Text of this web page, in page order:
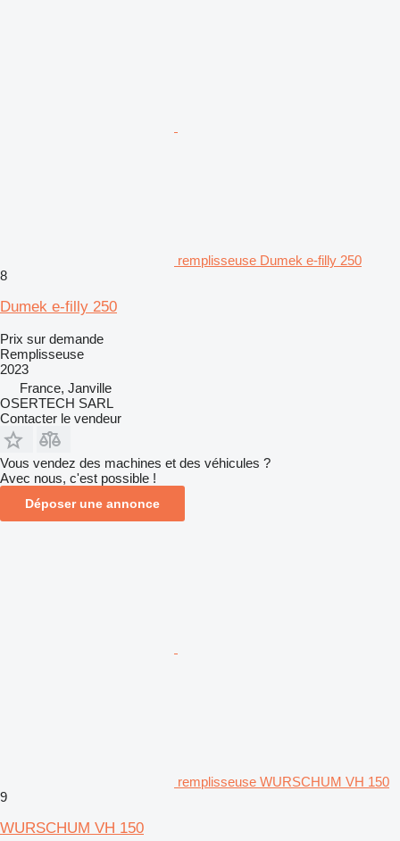
remplisseuse Dumek e-filly 250
8
Dumek e-filly 250
Prix sur demande
Remplisseuse
2023
France, Janville
OSERTECH SARL
Contacter le vendeur
Vous vendez des machines et des véhicules ?
Avec nous, c'est possible !
Déposer une annonce
remplisseuse WURSCHUM VH 150
9
WURSCHUM VH 150